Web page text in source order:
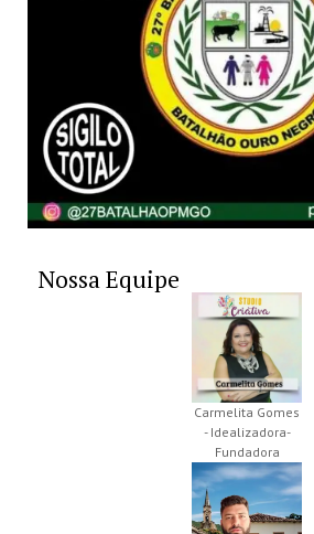
Nossa Equipe
Carmelita Gomes
- Idealizadora-
Fundadora